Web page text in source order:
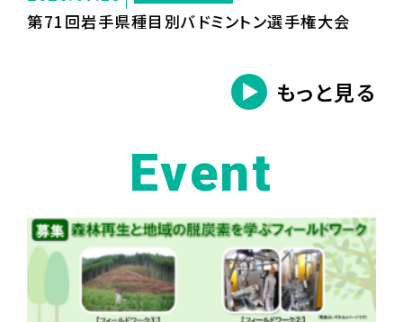
第71回岩手県種目別バドミントン選手権大会
もっと見る
Event